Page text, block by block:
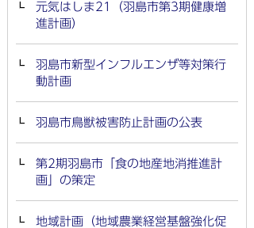
元気はしま21（羽島市第3期健康増
進計画）
羽島市新型インフルエンザ等対策行
動計画
羽島市鳥獣被害防止計画の公表
第2期羽島市「食の地産地消推進計
画」の策定
地域計画（地域農業経営基盤強化促